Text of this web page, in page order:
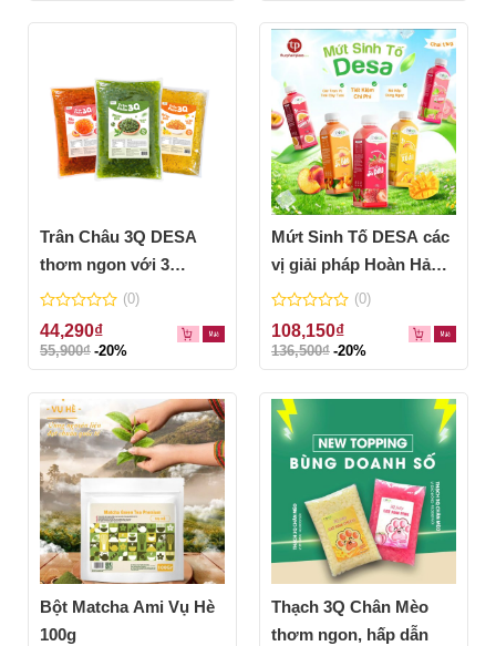
Trân Châu 3Q DESA
thơm ngon với 3
hương vị độc đáo – túi
1kg tiện lợi
0
out
of
(0)
44,290₫
55,900₫ -20%
Mứt Sinh Tố DESA các
vị giải pháp Hoàn Hảo
Cho Đồ Uống
0
out
of
(0)
108,150₫
136,500₫ -20%
Bột Matcha Ami Vụ Hè
100g
Thạch 3Q Chân Mèo
thơm ngon, hấp dẫn